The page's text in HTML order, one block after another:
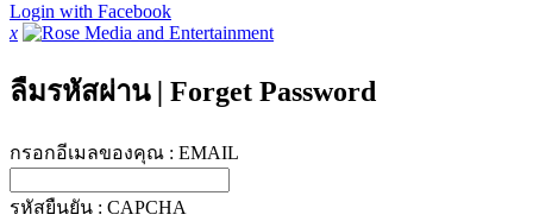
Login with Facebook
x
ลืมรหัสผ่าน | Forget Password
กรอกอีเมลของคุณ : EMAIL
รหัสยืนยัน : CAPCHA